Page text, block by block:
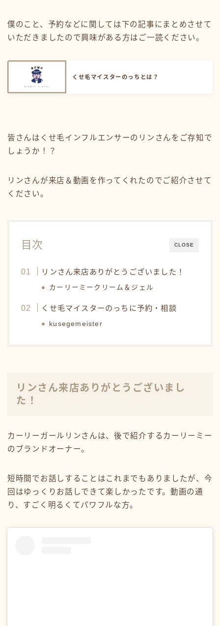
僕のこと、予約などに関しては下の記事にまとめさせて
いただきましたので興味がある方はご一読ください。
くせ毛マイスターのっちとは？
皆さんはくせ毛インフルエンサーのリンさんをご存知で
しょうか！？
リンさんが来店＆動画を作ってくれたのでご紹介させて
ください。
CLOSE
目次
リンさん来店ありがとうございました！
カーリーミークリーム＆ジェル
くせ毛マイスターのっちに予約・相談
kusegemeister
リンさん来店ありがとうございまし
た！
カーリーガールリンさんは、後で紹介するカーリーミー
のブランドオーナー。
短時間でお話しすることはこれまでもありましたが、今
回はゆっくりお話しできて楽しかったです。動画の通
り、すごく明るくてパワフルな方。